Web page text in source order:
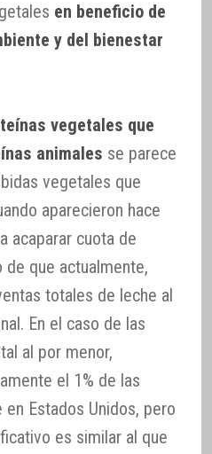
en beneficio de
y del bienestar
vegetales que
animales se parece
vegetales que
aparecieron hace
acaparar cuota de
que actualmente,
totales de leche al
En el caso de las
al por menor,
el 1% de las
Estados Unidos, pero
es similar al que